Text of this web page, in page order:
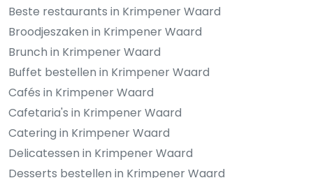
Beste restaurants in Krimpener Waard
Broodjeszaken in Krimpener Waard
Brunch in Krimpener Waard
Buffet bestellen in Krimpener Waard
Cafés in Krimpener Waard
Cafetaria's in Krimpener Waard
Catering in Krimpener Waard
Delicatessen in Krimpener Waard
Desserts bestellen in Krimpener Waard